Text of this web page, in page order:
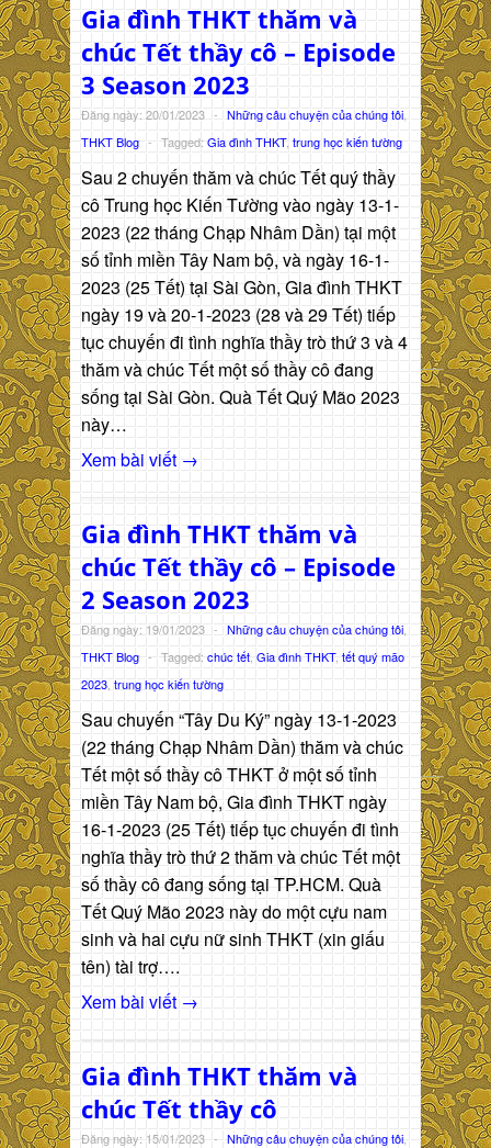
Gia đình THKT thăm và
chúc Tết thầy cô – Episode
3 Season 2023
Đăng ngày: 20/01/2023 - Những câu chuyện của chúng tôi
THKT Blog - Tagged:Gia đình THKT, trung học kiến tường
Sau 2 chuyến thăm và chúc Tết quý thầy
cô Trung học Kiến Tường vào ngày 13-1-
2023 (22 tháng Chạp Nhâm Dần) tại một
số tỉnh miền Tây Nam bộ, và ngày 16-1-
2023 (25 Tết) tại Sài Gòn, Gia đình THKT
ngày 19 và 20-1-2023 (28 và 29 Tết) tiếp
tục chuyến đi tình nghĩa thầy trò thứ 3 và 4
thăm và chúc Tết một số thầy cô đang
sống tại Sài Gòn. Quà Tết Quý Mão 2023
này…
Xem bài viết →
Gia đình THKT thăm và
chúc Tết thầy cô – Episode
2 Season 2023
Đăng ngày: 19/01/2023 - Những câu chuyện của chúng tôi
THKT Blog - Tagged: chúc tết Gia đình THKT, tết quý mão
2023 trung học kiến tường
Sau chuyến “Tây Du Ký” ngày 13-1-2023
(22 tháng Chạp Nhâm Dần) thăm và chúc
Tết một số thầy cô THKT ở một số tỉnh
miền Tây Nam bộ, Gia đình THKT ngày
16-1-2023 (25 Tết) tiếp tục chuyến đi tình
nghĩa thầy trò thứ 2 thăm và chúc Tết một
số thầy cô đang sống tại TP.HCM. Quà
Tết Quý Mão 2023 này do một cựu nam
sinh và hai cựu nữ sinh THKT (xin giấu
tên) tài trợ….
Xem bài viết →
Gia đình THKT thăm và
chúc Tết thầy cô
Đăng ngày: 15/01/2023 - Những câu chuyện của chúng tôi